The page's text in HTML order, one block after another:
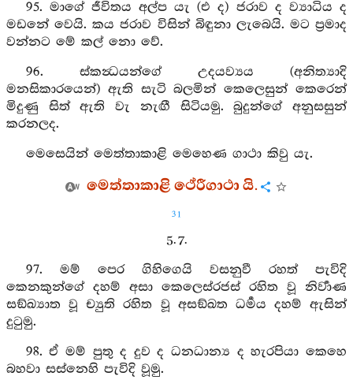
95. මාගේ ජීවිතය අල්ප යැ (එ ද) ජරාව ද ව්‍යාධිය ද
මඩනේ වෙයි. කය ජරාව විසින් බිඳුනා ලැබෙයි. මට ප්‍රමාද
වන්නට මේ කල් නො වේ.
96. ස්කන්‍ධයන්ගේ උදයව්‍යය (අනිත්‍යාදි
මනසිකාරයෙන්) ඇති සැටි බලමින් කෙලෙසුන් කෙරෙන්
මිදුණු සිත් ඇති වැ නැඟී සිටියමු. බුදුන්ගේ අනුසසුන්
කරනලද.
මෙසෙයින් මෙත්තාකාළි මෙහෙණ ගාථා කිවු යැ.
මෙත්තාකාළි ථේරීගාථා යි.
31
5. 7.
97. මම් පෙර ගිහිගෙයි වසනුවී රහත් පැවිදි
කෙනකුන්ගේ දහම් අසා කෙලෙස්රජස් රහිත වූ නිර්‍වාණ
සඞ්ඛ්‍යාත වූ ච්‍යුති රහිත වූ අසඞ්ඛත ධර්‍මය දහම් ඇසින්
දුටුමු.
98. ඒ මම් පුතු ද දුව ද ධනධාන්‍ය ද හැරපියා කෙහෙ
බහවා සස්නෙහි පැවිදි වූමු.